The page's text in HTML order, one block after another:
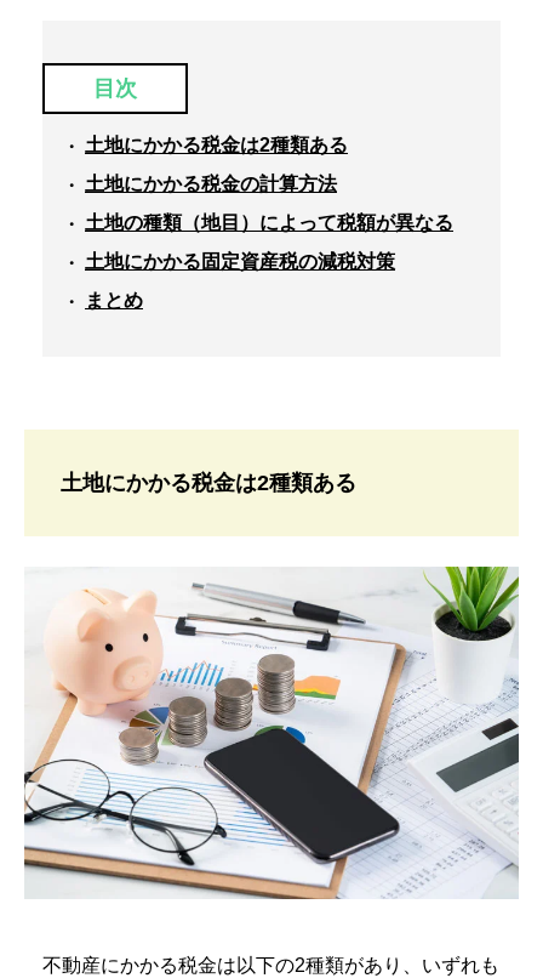
目次
土地にかかる税金は2種類ある
土地にかかる税金の計算方法
土地の種類（地目）によって税額が異なる
土地にかかる固定資産税の減税対策
まとめ
土地にかかる税金は2種類ある
不動産にかかる税金は以下の2種類があり、いずれも